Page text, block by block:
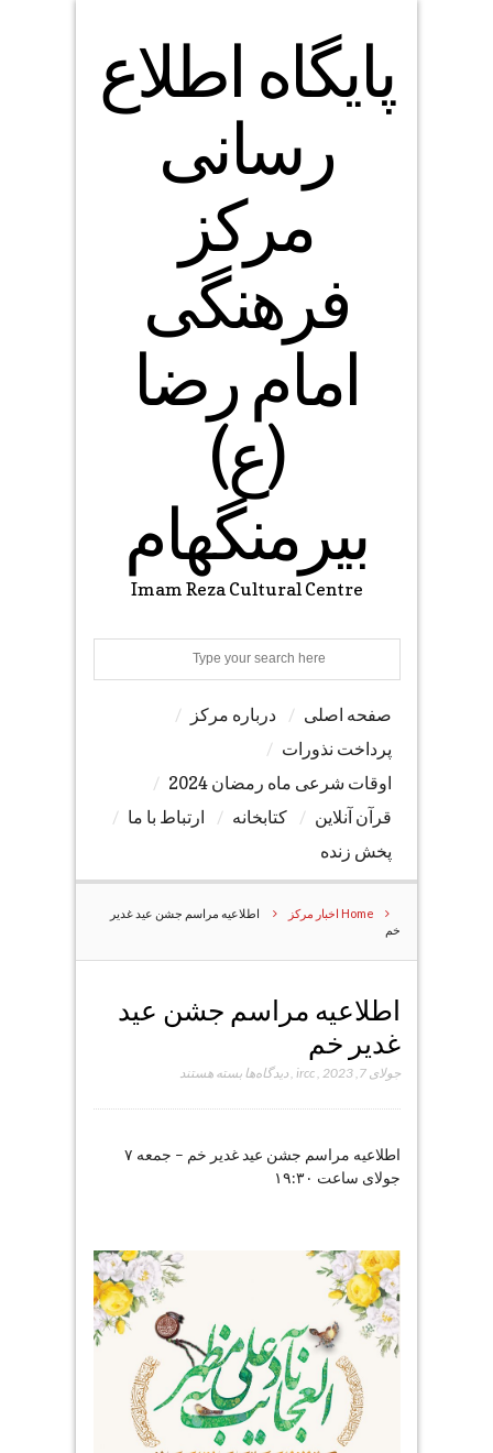
پایگاه اطلاع
رسانی
مرکز
فرهنگی
امام رضا
(ع)
بیرمنگهام
Imam Reza Cultural Centre
Search
صفحه اصلی
درباره مرکز
پرداخت نذورات
اوقات شرعی ماه رمضان 2024
قرآن آنلاین
کتابخانه
ارتباط با ما
پخش زنده
Home اخبار مرکز
اطلاعیه مراسم جشن عید غدیر
خم
اطلاعیه مراسم جشن عید
غدیر خم
جولای 7, 2023 ,
ircc
,دیدگاه‌هابرای
عید
بسته هستند
اطلاعیه مراسم جشن عید غدیر خم – جمعه ۷
جولای ساعت ۱۹:۳۰